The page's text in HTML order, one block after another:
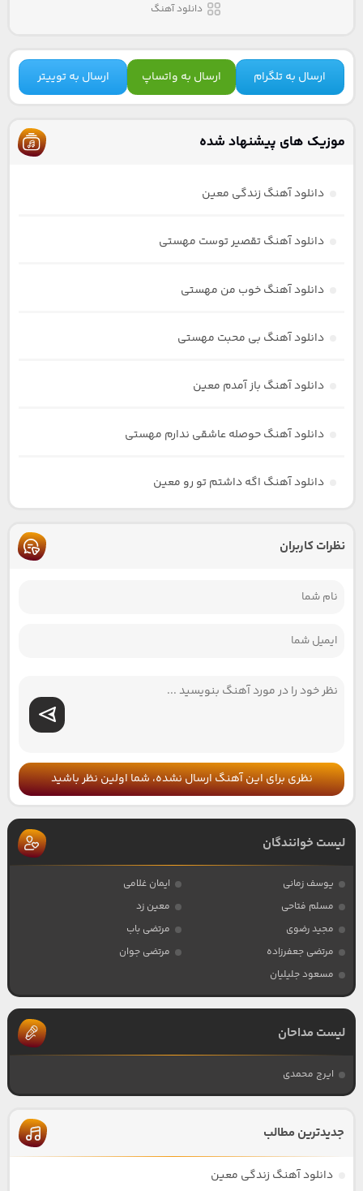
دانلود آهنگ
ارسال به تلگرام ارسال به واتساپ ارسال به توییتر
موزیک های پیشنهاد شده
دانلود آهنگ زندگی معین
دانلود آهنگ تقصیر توست مهستی
دانلود آهنگ خوب من مهستی
دانلود آهنگ بی محبت مهستی
دانلود آهنگ باز آمدم معین
دانلود آهنگ حوصله عاشقی ندارم مهستی
دانلود آهنگ اگه داشتم تو رو معین
نظرات کاربران
نظری برای این آهنگ ارسال نشده، شما اولین نظر باشید
لیست خوانندگان
یوسف زمانی
ایمان غلامی
مسلم فتاحی
معین زد
مجید رضوی
مرتضی باب
مرتضی جعفرزاده
مرتضی جوان
مسعود جلیلیان
لیست مداحان
ایرج محمدی
جدیدترین مطالب
دانلود آهنگ زندگی معین